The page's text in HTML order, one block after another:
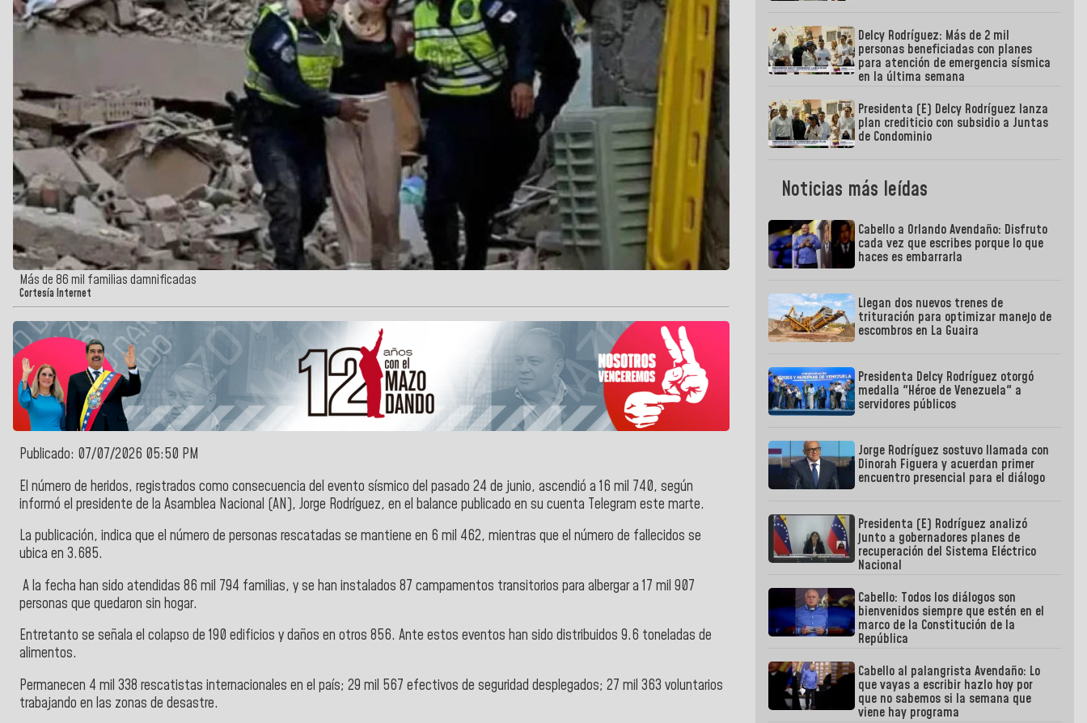
Más de 86 mil familias damnificadas
Cortesía Internet
Publicado: 07/07/2026 05:50 PM
El número de heridos, registrados como consecuencia del evento sísmico del pasado 24 de junio, ascendió a 16 mil 740, según
informó el presidente de la Asamblea Nacional (AN), Jorge Rodríguez, en el balance publicado en su cuenta Telegram este marte.
La publicación, indica que el número de personas rescatadas se mantiene en 6 mil 462, mientras que el número de fallecidos se
ubica en 3.685.
A la fecha han sido atendidas 86 mil 794 familias, y se han instalados 87 campamentos transitorios para albergar a 17 mil 907
personas que quedaron sin hogar.
Entretanto se señala el colapso de 190 edificios y daños en otros 856. Ante estos eventos han sido distribuidos 9.6 toneladas de
alimentos.
Permanecen 4 mil 338 rescatistas internacionales en el país; 29 mil 567 efectivos de seguridad desplegados; 27 mil 363 voluntarios
trabajando en las zonas de desastre.
Delcy Rodríguez: Más de 2 mil
personas beneficiadas con planes
para atención de emergencia sísmica
en la última semana
Presidenta (E) Delcy Rodríguez lanza
plan crediticio con subsidio a Juntas
de Condominio
Noticias más leídas
Cabello a Orlando Avendaño: Disfruto
cada vez que escribes porque lo que
haces es embarrarla
Llegan dos nuevos trenes de
trituración para optimizar manejo de
escombros en La Guaira
Presidenta Delcy Rodríguez otorgó
medalla "Héroe de Venezuela" a
servidores públicos
Jorge Rodríguez sostuvo llamada con
Dinorah Figuera y acuerdan primer
encuentro presencial para el diálogo
Presidenta (E) Rodríguez analizó
junto a gobernadores planes de
recuperación del Sistema Eléctrico
Nacional
Cabello: Todos los diálogos son
bienvenidos siempre que estén en el
marco de la Constitución de la
República
Cabello al palangrista Avendaño: Lo
que vayas a escribir hazlo hoy por
que no sabemos si la semana que
viene hay programa